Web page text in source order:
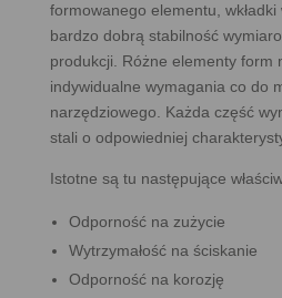
formowanego elementu,
bardzo dobrą stabilność
produkcji. Różne elementy form
indywidualne wymagania co do
narzędziowego. Każda część
stali o odpowiedniej
Istotne są tu następujące
Odporność na zużycie
Wytrzymałość na ściskanie
Odporność na korozję